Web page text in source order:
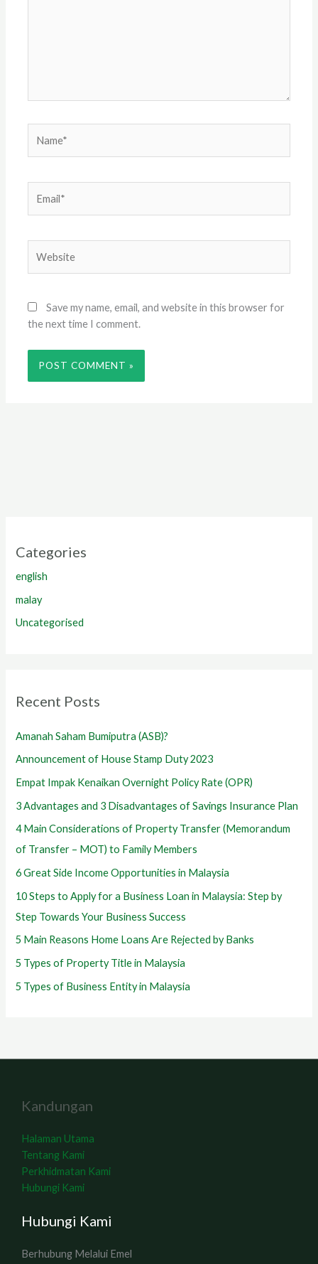
Save my name, email, and website in this browser for
the next time I comment.
Categories
english
malay
Uncategorised
Recent Posts
Amanah Saham Bumiputra (ASB)?
Announcement of House Stamp Duty 2023
Empat Impak Kenaikan Overnight Policy Rate (OPR)
3 Advantages and 3 Disadvantages of Savings Insurance Plan
4 Main Considerations of Property Transfer (Memorandum
of Transfer – MOT) to Family Members
6 Great Side Income Opportunities in Malaysia
10 Steps to Apply for a Business Loan in Malaysia: Step by
Step Towards Your Business Success
5 Main Reasons Home Loans Are Rejected by Banks
5 Types of Property Title in Malaysia
5 Types of Business Entity in Malaysia
Kandungan
Halaman Utama
Tentang Kami
Perkhidmatan Kami
Hubungi Kami
Hubungi Kami
Berhubung Melalui Emel